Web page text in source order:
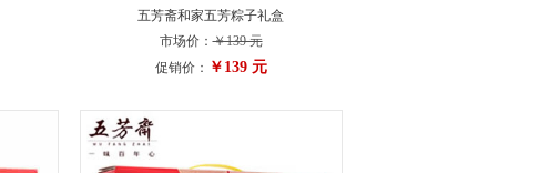
五芳斋和家五芳粽子礼盒
市场价：￥139 元
促销价： ￥139 元